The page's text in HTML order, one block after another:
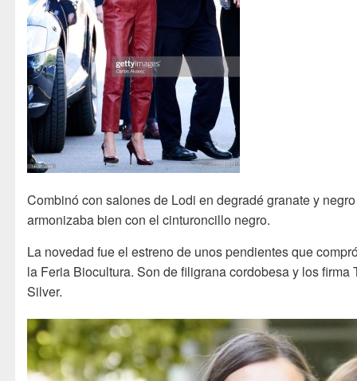
Combinó con salones de Lodi en degradé granate y
armonizaba bien con el cinturoncillo negro.
La novedad fue el estreno de unos pendientes que
la Feria Biocultura. Son de filigrana cordobesa y los firma
Silver.